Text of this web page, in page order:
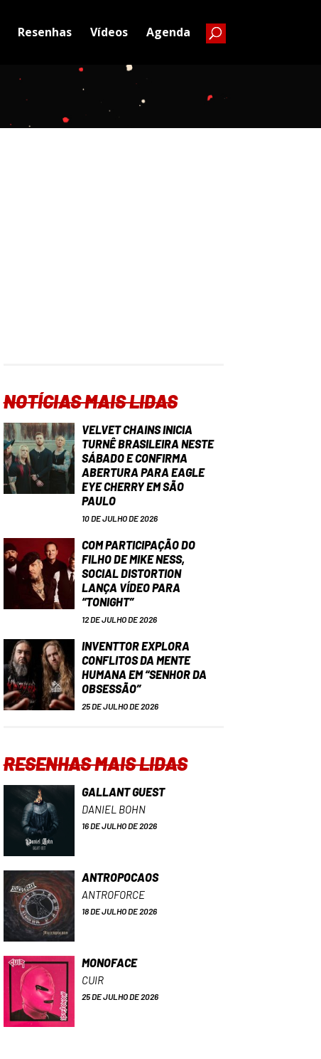
Resenhas Vídeos Agenda
NOTÍCIAS MAIS LIDAS
VELVET CHAINS INICIA
TURNÊ BRASILEIRA NESTE
SÁBADO E CONFIRMA
ABERTURA PARA EAGLE
EYE CHERRY EM SÃO
PAULO
10 DE JULHO DE 2026
COM PARTICIPAÇÃO DO
FILHO DE MIKE NESS,
SOCIAL DISTORTION
LANÇA VÍDEO PARA
“TONIGHT”
12 DE JULHO DE 2026
INVENTTOR EXPLORA
CONFLITOS DA MENTE
HUMANA EM “SENHOR DA
OBSESSÃO”
25 DE JULHO DE 2026
RESENHAS MAIS LIDAS
GALLANT GUEST
DANIEL BOHN
16 DE JULHO DE 2026
ANTROPOCAOS
ANTROFORCE
18 DE JULHO DE 2026
MONOFACE
CUIR
25 DE JULHO DE 2026